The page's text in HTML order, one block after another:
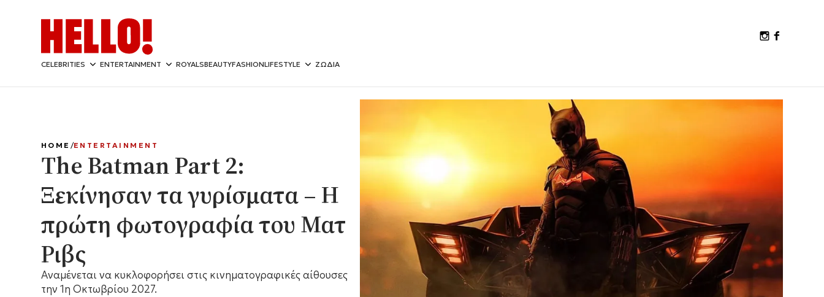
CELEBRITIES ENTERTAINMENT ROYALSBEAUTYFASHIONLIFESTYLE ΖΩΔΙΑ
HOME ENTERTAINMENT
The Batman Part 2:
Ξεκίνησαν τα γυρίσματα – Η
πρώτη φωτογραφία του Ματ
Ριβς
Αναμένεται να κυκλοφορήσει στις κινηματογραφικές αίθουσες
την 1η Οκτωβρίου 2027.